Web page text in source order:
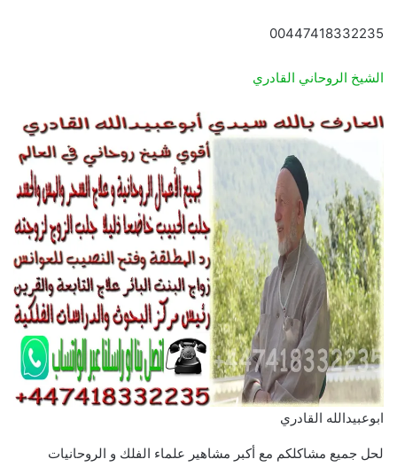
00447418332235
الشيخ الروحاني القادري
ابوعبيدالله القادري
لحل جميع مشاكلكم مع أكبر مشاهير علماء الفلك و الروحانيات